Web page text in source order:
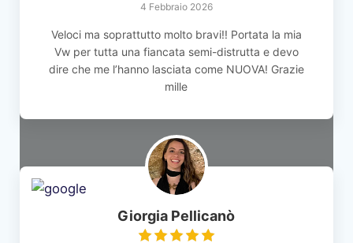
4 Febbraio 2026
Veloci ma soprattutto molto bravi!! Portata la mia
Vw per tutta una fiancata semi-distrutta e devo
dire che me l’hanno lasciata come NUOVA! Grazie
mille
Giorgia Pellicanò